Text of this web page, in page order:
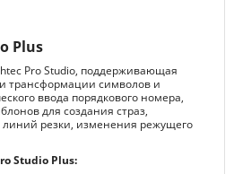
Plus
Pro Studio, поддерживающая
трансформации символов и
ввода порядкового номера,
для создания страз,
резки, изменения режущего
Studio Plus: